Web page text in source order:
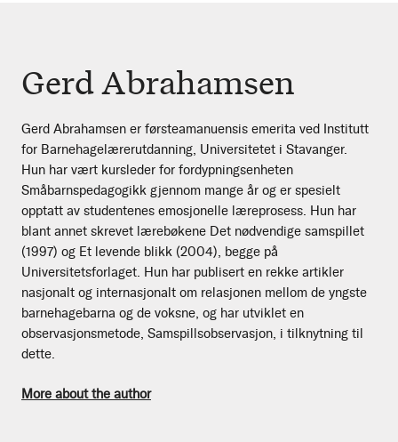
Gerd Abrahamsen
Gerd Abrahamsen er førsteamanuensis emerita ved Institutt
for Barnehagelærerutdanning, Universitetet i Stavanger.
Hun har vært kursleder for fordypningsenheten
Småbarnspedagogikk gjennom mange år og er spesielt
opptatt av studentenes emosjonelle læreprosess. Hun har
blant annet skrevet lærebøkene Det nødvendige samspillet
(1997) og Et levende blikk (2004), begge på
Universitetsforlaget. Hun har publisert en rekke artikler
nasjonalt og internasjonalt om relasjonen mellom de yngste
barnehagebarna og de voksne, og har utviklet en
observasjonsmetode, Samspillsobservasjon, i tilknytning til
dette.
More about the author